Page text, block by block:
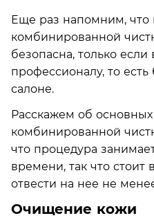
Еще раз напомним, что
комбинированной
безопасна, только
профессионалу, то есть
салоне.
Расскажем об основных
комбинированной
что процедура
времени, так что стоит
отвести на нее не
Очищение кожи